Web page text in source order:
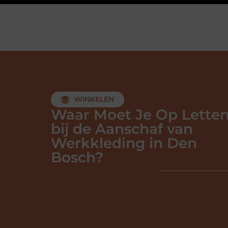
WINKELEN
Waar Moet Je Op
bij de Aanschaf van
Werkkleding in Den
Bosch?